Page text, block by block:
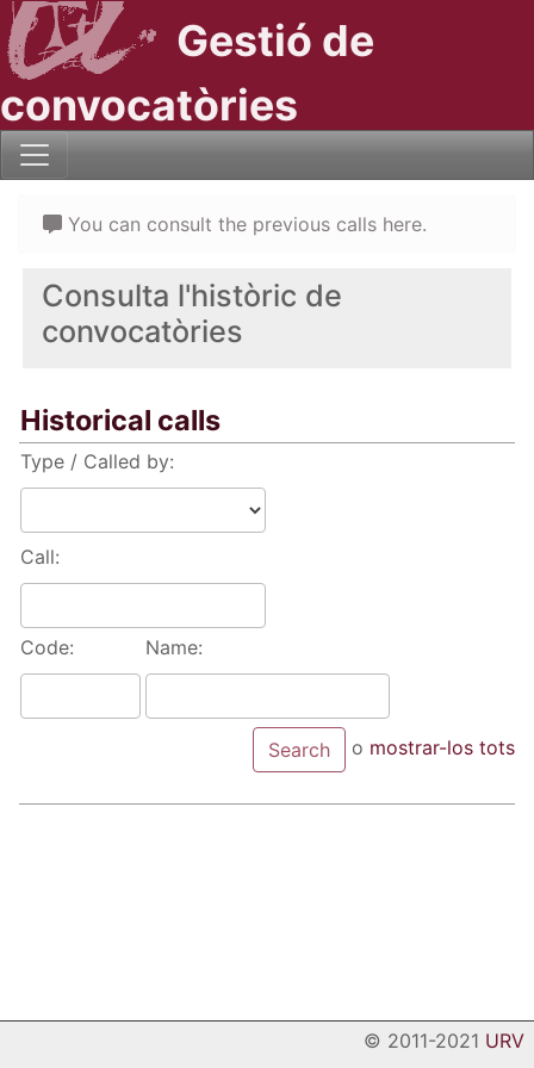
Gestió de
convocatòries
Consulta l'històric de
convocatòries
Historical calls
Type / Called by:
Call:
Code: Name:
o mostrar-los tots
You can consult the previous calls here.
© 2011-2021 URV